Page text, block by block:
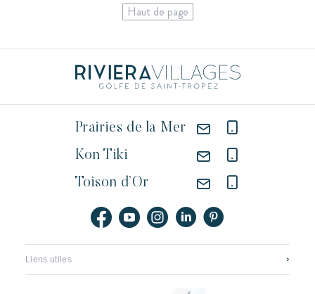
Haut de page
Prairies de la Mer
Kon Tiki
Toison d’Or
Liens utiles